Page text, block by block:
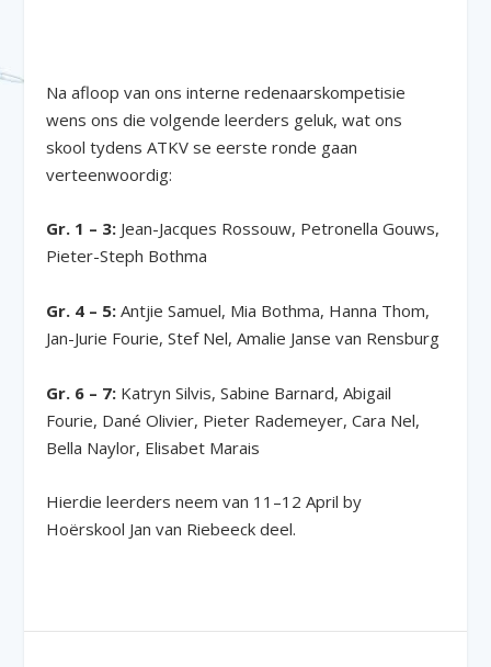
Na afloop van ons interne redenaarskompetisie
wens ons die volgende leerders geluk, wat ons
skool tydens ATKV se eerste ronde gaan
verteenwoordig:
Gr. 1 – 3: Jean-Jacques Rossouw, Petronella Gouws,
Pieter-Steph Bothma
Gr. 4 – 5: Antjie Samuel, Mia Bothma, Hanna Thom,
Jan-Jurie Fourie, Stef Nel, Amalie Janse van Rensburg
Gr. 6 – 7: Katryn Silvis, Sabine Barnard, Abigail
Fourie, Dané Olivier, Pieter Rademeyer, Cara Nel,
Bella Naylor, Elisabet Marais
Hierdie leerders neem van 11–12 April by
Hoërskool Jan van Riebeeck deel.